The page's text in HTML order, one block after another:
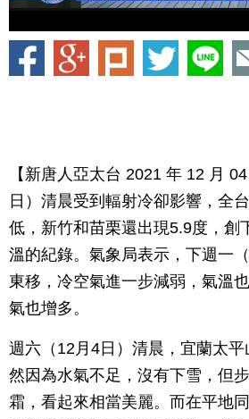
【新唐人亞太台 2021 年 12 月
日）清晨受到輻射冷卻影響，全
低，新竹和苗栗還出現5.9度，創
溫的紀錄。氣象局表示，下週一
東移，冷空氣進一步減弱，氣溫
氣也增多。
週六（12月4日）清晨，宜蘭太
然因為水氣不足，沒有下雪，但
霜，看起來相當美麗。而在平地